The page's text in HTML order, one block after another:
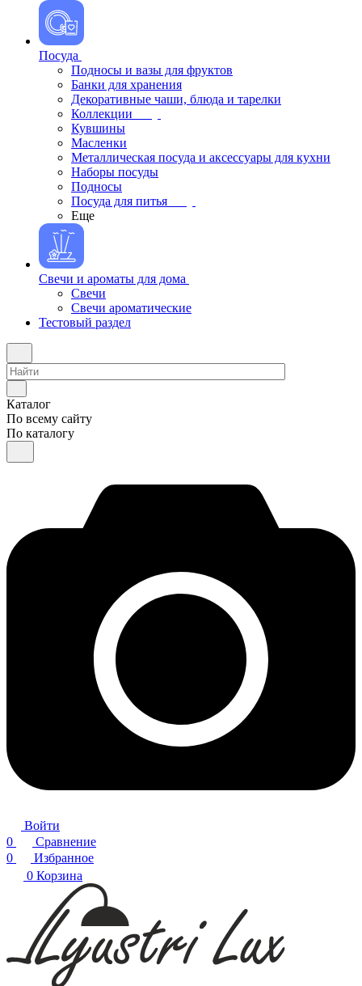
Посуда
Подносы и вазы для фруктов
Банки для хранения
Декоративные чаши, блюда и тарелки
Коллекции
Кувшины
Масленки
Металлическая посуда и аксессуары для кухни
Наборы посуды
Подносы
Посуда для питья
Еще
Свечи и ароматы для дома
Свечи
Свечи ароматические
Тестовый раздел
Каталог
По всему сайту
По каталогу
Войти
0
Сравнение
0
Избранное
0 Корзина